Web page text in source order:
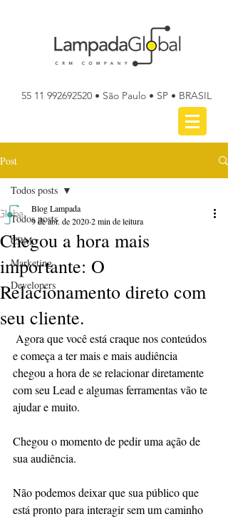
55 11 992692520 • São Paulo • SP • BRASIL
Post
Todos posts
CRM
Marketing
Developers
Todos posts
Chegou a hora mais
importante: O
Relacionamento direto com
seu cliente.
Blog Lampada
9 de abr. de 20202 min de leitura
e começa a ter mais e mais audiência
chegou a hora de se relacionar diretamente
com seu Lead e algumas ferramentas vão te
ajudar e muito.
Chegou o momento de pedir uma ação de
sua audiência.
Não podemos deixar que sua público que
está pronto para interagir sem um caminho